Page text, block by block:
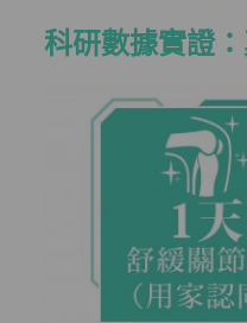
科研數據實證